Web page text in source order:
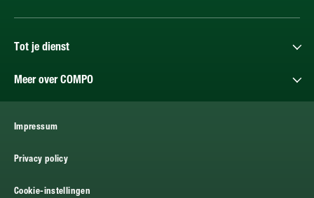
Tot je dienst
Meer over COMPO
Impressum
Privacy policy
Cookie-instellingen